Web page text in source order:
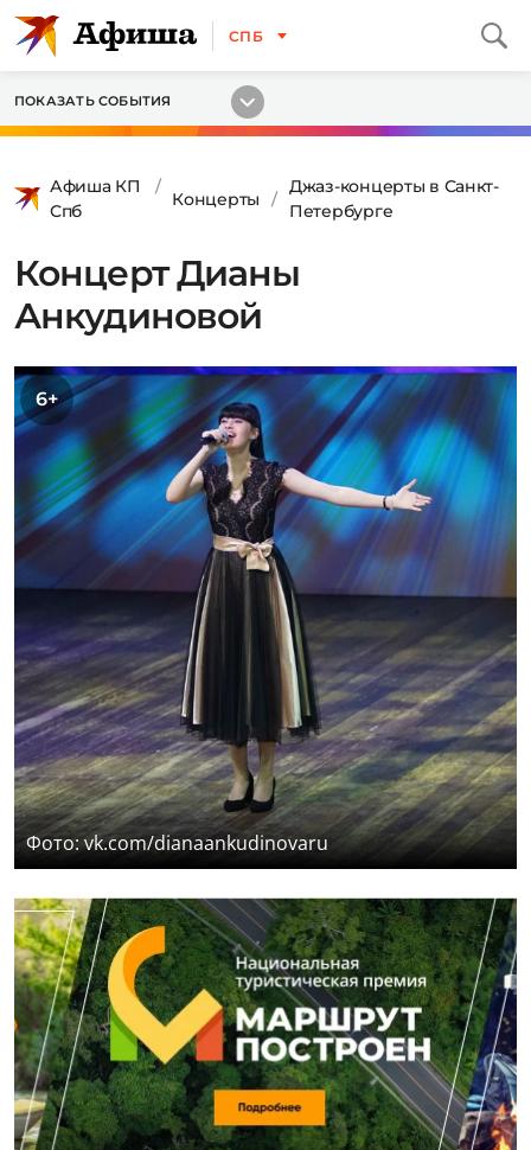
СПБ
ПОКАЗАТЬ СОБЫТИЯ
Афиша КП
Спб
Концерты
Джаз-концерты в Санкт-
Петербурге
Концерт Дианы
Анкудиновой
6+
Фото: vk.com/dianaankudinovaru